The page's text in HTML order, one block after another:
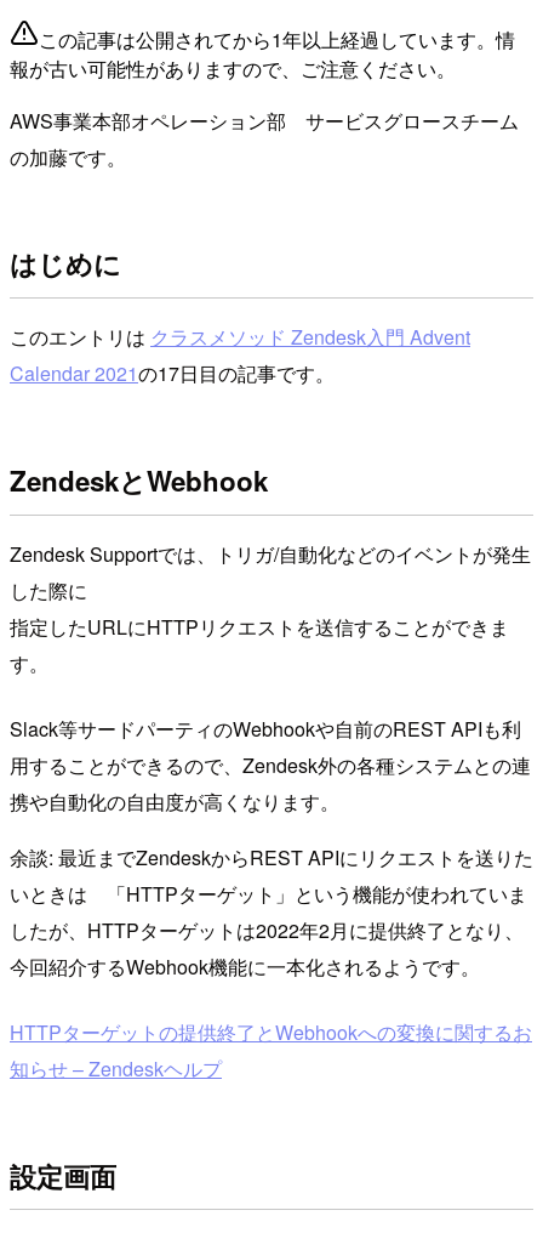
この記事は公開されてから1年以上経過しています。情
報が古い可能性がありますので、ご注意ください。
AWS事業本部オペレーション部 サービスグロースチーム
の加藤です。
はじめに
このエントリは クラスメソッド Zendesk入門 Advent
Calendar 2021の17日目の記事です。
ZendeskとWebhook
Zendesk Supportでは、トリガ/自動化などのイベントが発生
した際に
指定したURLにHTTPリクエストを送信することができま
す。
Slack等サードパーティのWebhookや自前のREST APIも利
用することができるので、Zendesk外の各種システムとの連
携や自動化の自由度が高くなります。
余談: 最近までZendeskからREST APIにリクエストを送りた
いときは 「HTTPターゲット」という機能が使われていま
したが、HTTPターゲットは2022年2月に提供終了となり、
今回紹介するWebhook機能に一本化されるようです。
HTTPターゲットの提供終了とWebhookへの変換に関するお
知らせ – Zendeskヘルプ
設定画面